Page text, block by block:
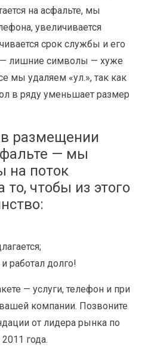
на асфальте, мы
увеличивается
срок службы и его
— лишние символы — хуже
мы удаляем «ул.», так как
в ряду уменьшает размер
размещении
— мы
на поток
чтобы из этого
работал долго!
— услуги, телефон и при
компании. Позвоните
от лидера рынка по
года.